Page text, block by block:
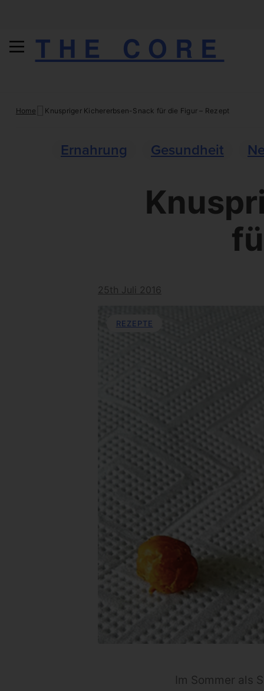
THE CORE
Home Knuspriger Kichererbsen-Snack für die Figur – Rezept
Ernahrung Gesundheit
25th Juli 2016
REZEPTE
Im Sommer als